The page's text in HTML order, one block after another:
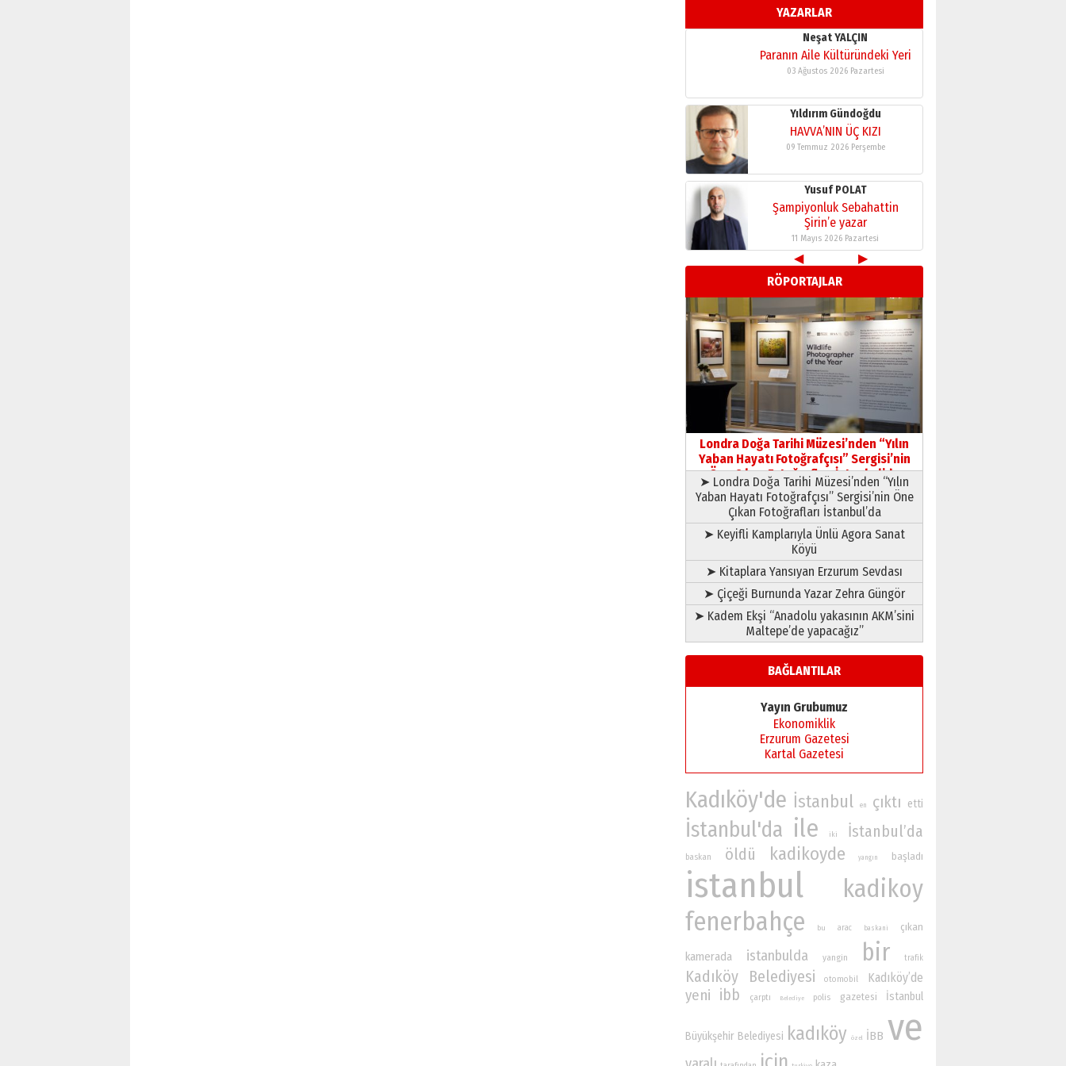
YAZARLAR
Yusuf POLAT
Şampiyonluk Sebahattin
Şirin’e yazar
Neşat YALÇIN
Paranın Aile Kültüründeki Yeri
03 Ağustos 2026 Pazartesi
Yıldırım Gündoğdu
HAVVA’NIN ÜÇ KIZI
09 Temmuz 2026 Perşembe
Yusuf POLAT
Şampiyonluk Sebahattin
Şirin’e yazar
11 Mayıs 2026 Pazartesi
◀
▶
RÖPORTAJLAR
Londra Doğa Tarihi Müzesi’nden “Yılın
Yaban Hayatı Fotoğrafçısı” Sergisi’nin
Öne Çıkan Fotoğrafları İstanbul’da
➤ Londra Doğa Tarihi Müzesi’nden “Yılın
Yaban Hayatı Fotoğrafçısı” Sergisi’nin Öne
Çıkan Fotoğrafları İstanbul’da
➤ Keyifli Kamplarıyla Ünlü Agora Sanat
Köyü
➤ Kitaplara Yansıyan Erzurum Sevdası
➤ Çiçeği Burnunda Yazar Zehra Güngör
➤ Kadem Ekşi “Anadolu yakasının AKM’sini
Maltepe’de yapacağız”
BAĞLANTILAR
Yayın Grubumuz
Ekonomiklik
Erzurum Gazetesi
Kartal Gazetesi
Kadıköy'de İstanbul en çıktı etti
İstanbul'da ile iki İstanbul’da
baskan öldü kadikoyde yangın başladı
istanbul kadikoy
fenerbahçe bu arac baskani çıkan
kamerada istanbulda yangin bir trafik
Kadıköy Belediyesi otomobil Kadıköy’de
yeni ibb çarptı Belediye polis gazetesi İstanbul
Büyükşehir Belediyesi kadıköy özel İBB ve